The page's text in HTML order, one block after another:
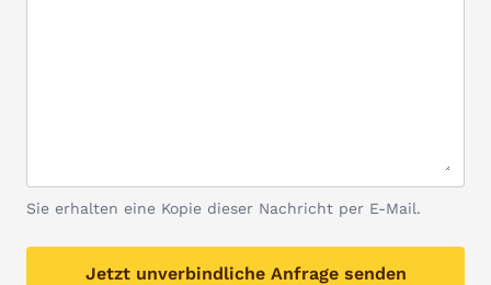
Sie erhalten eine Kopie dieser Nachricht per E-Mail.
Jetzt unverbindliche Anfrage senden